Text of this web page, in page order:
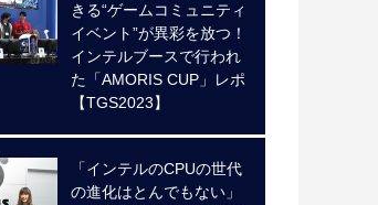
きる“ゲームコミュニティ
イベント”が異彩を放つ！
インテルブースで行われ
た「AMORIS CUP」レポ
【TGS2023】
「インテルのCPUの世代
の進化はとんでもない」